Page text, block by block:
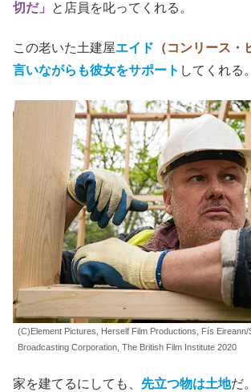
切だ」
と店員を叱ってくれる。
この老いた土建屋エイド （コンリース・
言いながらも彼女をサポート してくれる。
(C)Element Pictures, Herself Film Productions, Fís
Broadcasting Corporation, The British Film Institute 2020
家を建てるにしても、 先立つ物は土地だ